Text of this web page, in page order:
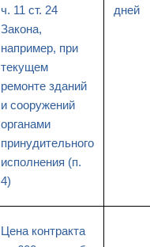
ч. 11 ст. 24
Закона,
например, при
текущем
ремонте зданий
и сооружений
органами
принудительного
исполнения (п.
4)
дней
Цена контракта